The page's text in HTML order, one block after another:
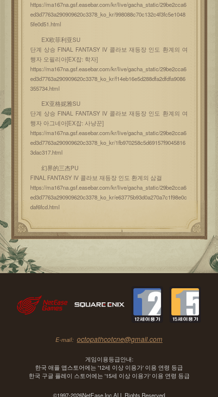
https://ma167na.gsf.easebar.com/kr/live/gacha_static/29be2cca6
ed3d7763a290909620c3378_ko_kr/998088c70c132c4f3fc5e1048
5fe0d51.html
EX欧菲利亚SU
단계 상승 FINAL FANTASY IV 콜라보 재등장 인도 환계의 여
행자 오필리아[EX잡: 학자]
https://ma167na.gsf.easebar.com/kr/live/gacha_static/29be2cca6
ed3d7763a290909620c3378_ko_kr/f14eb16e5d288dfa2dfdfa9086
355734.html
EX亚格妮雅SU
단계 상승 FINAL FANTASY IV 콜라보 재등장 인도 환계의 여
행자 아그네아[EX잡: 사냥꾼]
https://ma167na.gsf.easebar.com/kr/live/gacha_static/29be2cca6
ed3d7763a290909620c3378_ko_kr/1fb970258c5d69157f9045816
3dac317.html
幻界的三杰PU
FINAL FANTASY IV 콜라보 재등장 인도 환계의 삼걸
https://ma167na.gsf.easebar.com/kr/live/gacha_static/29be2cca6
ed3d7763a290909620c3378_ko_kr/e63775b93d0a270a7c1f98e0c
daf6fcd.html
E-mail: octopathcotcne@gmail.com
게임이용등급안내:
한국 애플 앱스토어에는 '12세 이상 이용가' 이용 연령 등급
한국 구글 플레이 스토어에는 '15세 이상 이용가' 이용 연령 등급
©1997-2026NetEase.Inc.ALL Rights Reserved